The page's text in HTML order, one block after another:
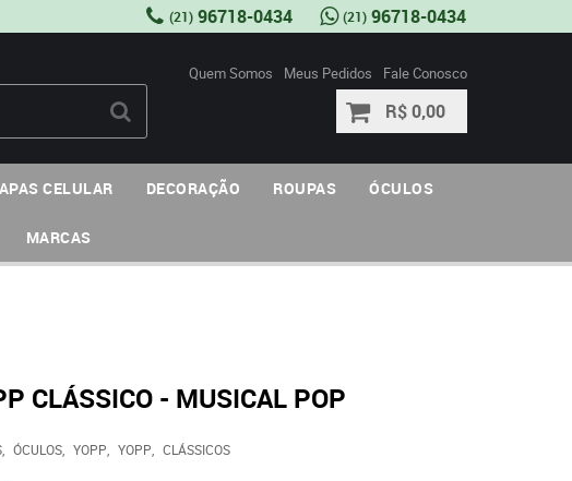
(21) 96718-0434 (21) 96718-0434
Quem Somos Meus Pedidos Fale Conosco
R$ 0,00
CELULAR DECORAÇÃO ROUPAS ÓCULOS
MARCAS
CLÁSSICO - MUSICAL POP
ÓCULOS YOPP YOPP
CLÁSSICOS